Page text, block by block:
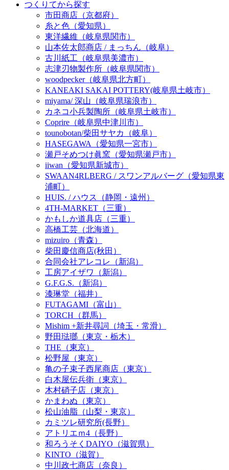
つくりてから探す
市田商店（京都府）
糸と色（愛知県）
東洋繊維（岐阜県関市）
山本佐太郎商店 / まっちん（岐阜）
古川紙工（岐阜県美濃市）
志津刃物製作所（岐阜県関市）
woodpecker（岐阜県北方町）
KANEAKI SAKAI POTTERY(岐阜県土岐市）
miyama/ 深山（岐阜県瑞浪市）
カネコ小兵製陶所（岐阜県土岐市）
Coprire（岐阜県中津川市）
tounobotan/柴田サヤカ（岐阜）
HASEGAWA（愛知県一宮市）
瀬戸そめつけ眞窯（愛知県瀬戸市）
iiwan（愛知県新城市）
SWAAN4RLBERG / スワンアルバーグ（愛知県東
浦町）
HUIS. / ハウス（静岡・遠州）
4TH-MARKET（三重）
かもしか道具店（三重）
高橋工芸（北海道）
mizuiro（青森）
柴田慶信商店(秋田）
合同会社アレコレ（新潟）
工房アイザワ（新潟）
G.F.G.S.（新潟）
漆琳堂（福井）
FUTAGAMI（富山）
TORCH（群馬）
Mishim +新井尋詞（埼玉・常滑）
野田琺瑯（東京・栃木）
THE（東京）
松野屋（東京）
亀の子束子西尾商店（東京）
白木屋伝兵衛（東京）
木村硝子店（東京）
かまわぬ（東京）
松山油脂（山梨・東京）
カミツレ研究所(長野）
アトリエｍ4（長野）
和ろうそくDAIYO（滋賀県）
KINTO（滋賀）
中川政七商店（奈良）